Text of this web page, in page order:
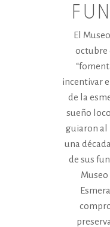
El
octubre
incentivar
de la
sueño
guiaron al
una
de sus